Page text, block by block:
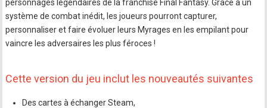
personnages légendaires de la franchise Final Fantasy. Grâce à un
système de combat inédit, les joueurs pourront capturer,
personnaliser et faire évoluer leurs Myrages en les empilant pour
vaincre les adversaires les plus féroces !
Cette version du jeu inclut les nouveautés suivantes
Des cartes à échanger Steam,